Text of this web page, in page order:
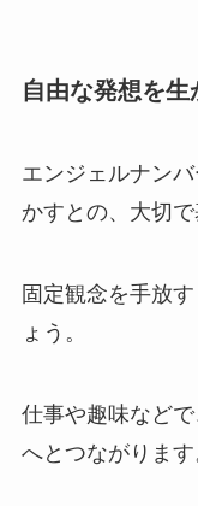
自由な発想を生
エンジェルナン
かすとの、大切
固定観念を手放
ょう。
仕事や趣味など
へとつながります